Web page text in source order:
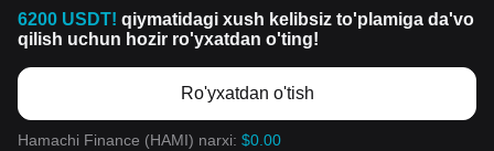
6200 USDT! qiymatidagi xush kelibsiz to'plamiga da'vo
qilish uchun hozir ro'yxatdan o'ting!
Ro'yxatdan o'tish
Hamachi Finance (HAMI) narxi: $0.00